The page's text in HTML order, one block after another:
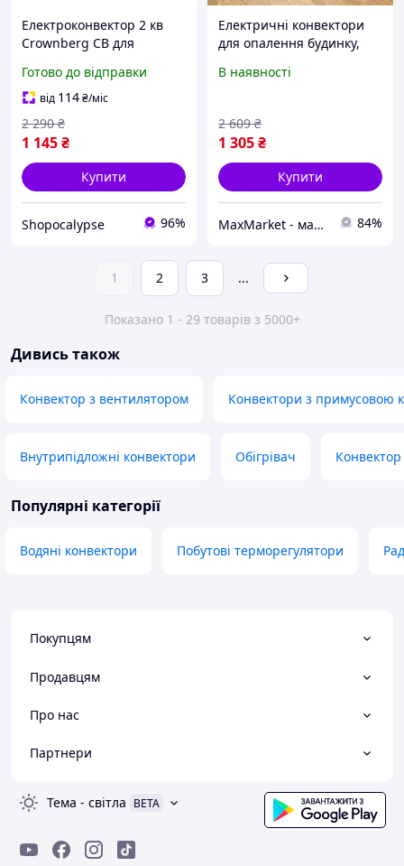
Електроконвектор 2 кв
Crownberg CB для
складу, теплові
конвектори з
регулюванням
температури
Готово до відправки
від 114₴/міс
1 145₴
2 290 ₴
Купити
Shopocalypse 96%
Електричні конвектори
для опалення будинку,
квартири Конвертор дачі
В наявності
1 305₴
2 609 ₴
Купити
MaxMarket - максимум для вашого дому та комфортного життя 84%
1 2 3 ...
Показано 1 - 29 товарів з 5000+
Дивись також
Конвектор з вентилятором Конвектори з примусовою
Внутрипідложні конвектори Обігрівач Конвектор
Популярні категорії
Водяні конвектори Побутові терморегулятори
Покупцям
Продавцям
Про нас
Партнери
Тема - світла BETA